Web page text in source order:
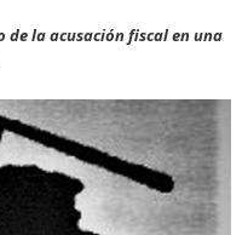
de la acusación fiscal en una